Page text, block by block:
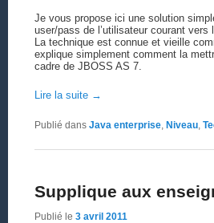
Je vous propose ici une solution
user/pass de l’utilisateur courant vers
La technique est connue et vieille
explique simplement comment la
cadre de JBOSS AS 7.
Lire la suite →
Publié dans Java enterprise, Niveau,
Supplique aux
Publié le 3 avril 2011